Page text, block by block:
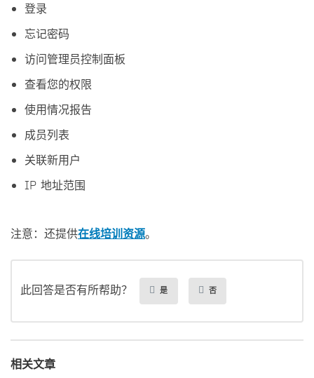
登录
忘记密码
访问管理员控制面板
查看您的权限
使用情况报告
成员列表
关联新用户
IP 地址范围
注意：还提供在线培训资源。
此回答是否有所帮助？ 是 否
相关文章